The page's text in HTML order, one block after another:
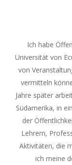
Ich habe
Universität von
von
vermitteln
Jahre später
Südamerika, in
der
Lehrern,
Aktivitäten, die
ich meine